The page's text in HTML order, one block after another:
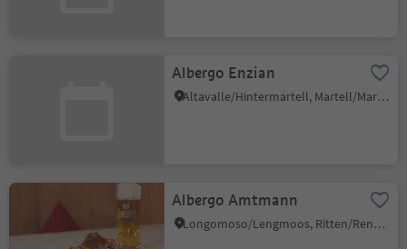
Albergo Enzian
Altavalle/Hintermartell, Martell/Martello, Vinschgau/Val Venosta
Albergo Amtmann
Longomoso/Lengmoos, Ritten/Renon, Bolzano/Bozen and environs